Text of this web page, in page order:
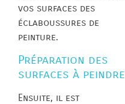
vos surfaces des
éclaboussures de
peinture.
Préparation des
surfaces à peindre
Ensuite, il est